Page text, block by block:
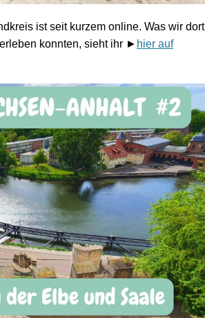
ist seit kurzem online. Was wir dort
konnten, sieht ihr ► hier auf